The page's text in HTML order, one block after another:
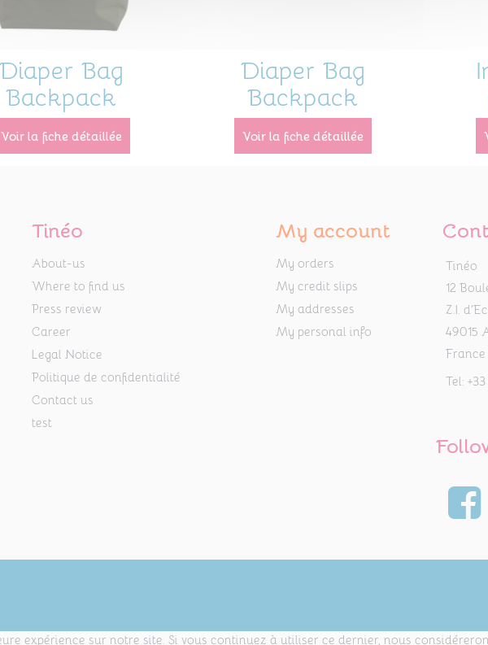
Diaper Bag
Backpack
voir la fiche détaillée
Diaper Bag
Backpack
voir la fiche détaillée
Tinéo
About-us
Where to find us
Press review
Career
Legal Notice
Politique de confidentialité
Contact us
test
My account
My orders
My credit slips
My addresses
My personal info
Tinéo
12
Z.I.
49015
France
Tel:
expérience sur notre site. Si vous continuez à utiliser ce dernier, nous